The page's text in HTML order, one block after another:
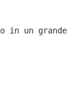
in un grande